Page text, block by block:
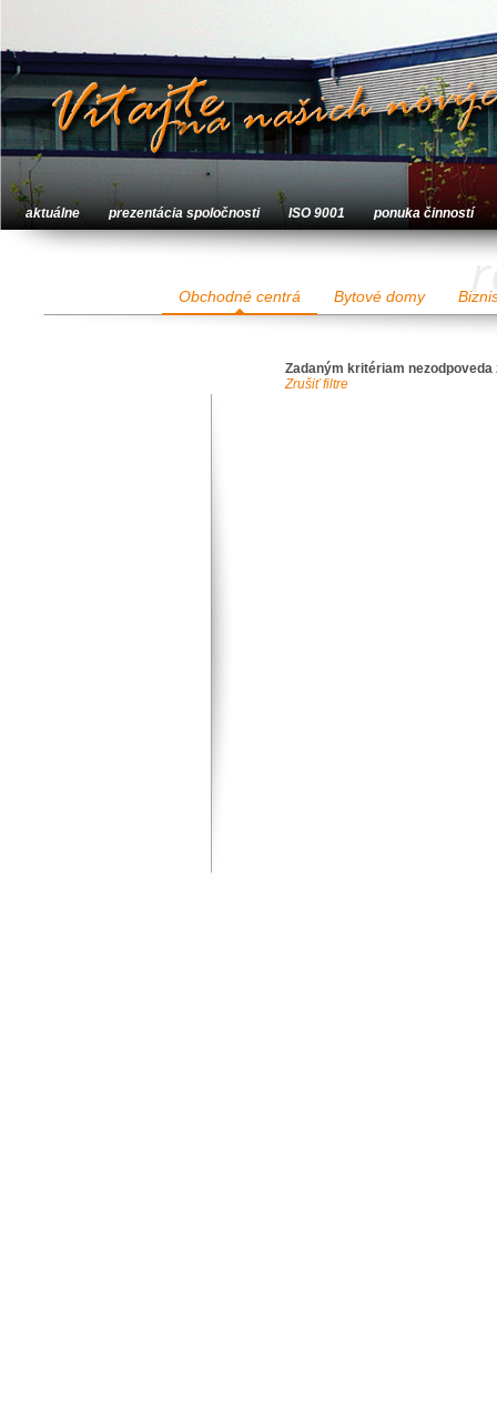
aktuálne prezentácia spoločnosti ISO 9001 ponuka činností
Obchodné centrá Bytové domy
Zadaným kritériam nezodpoveda
Zrušiť filtre